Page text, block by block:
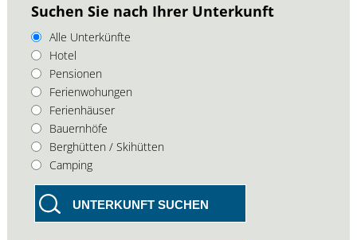
Suchen Sie nach Ihrer Unterkunft
Alle Unterkünfte
Hotel
Pensionen
Ferienwohungen
Ferienhäuser
Bauernhöfe
Berghütten / Skihütten
Camping
UNTERKUNFT SUCHEN